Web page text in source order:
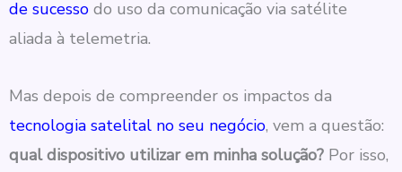
de sucesso do uso da comunicação via satélite
aliada à telemetria.
Mas depois de compreender os impactos da
tecnologia satelital no seu negócio, vem a questão:
qual dispositivo utilizar em minha solução? Por isso,